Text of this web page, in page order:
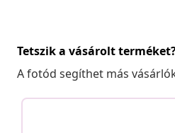
Tetszik a vásárolt
A fotód segíthet más